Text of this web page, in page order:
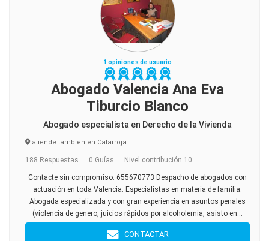
1 opiniones de usuario
Abogado Valencia Ana Eva
Tiburcio Blanco
Abogado especialista en Derecho de la Vivienda
atiende también en Catarroja
188 Respuestas 0 Guías Nivel contribución 10
Contacte sin compromiso: 655670773 Despacho de abogados con
actuación en toda Valencia. Especialistas en materia de familia.
Abogada especializada y con gran experiencia en asuntos penales
(violencia de genero, juicios rápidos por alcoholemia, asisto en...
CONTACTAR